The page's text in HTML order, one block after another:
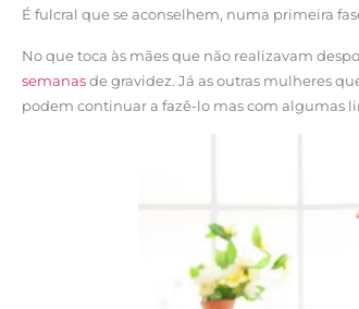
É fulcral que se aconselhem, numa primeira
No que toca às mães que não realizavam
semanasde gravidez. Já as outras mulheres
podem continuar a fazê-lo mas com algumas